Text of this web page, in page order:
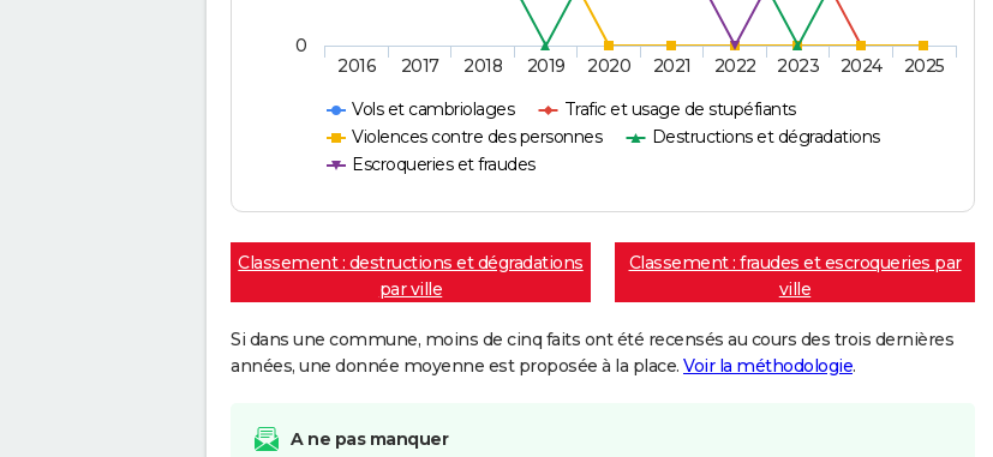
Vols et cambriolages
Trafic et usage de stupéfiants
Violences contre des personnes
Destructions et dégradations
Escroqueries et fraudes
2016 2017 2018 2019 2020 2021 2022 2023 2024 2025
0
Classement : destructions et dégradations
par ville
Classement : fraudes et escroqueries par
ville
Si dans une commune, moins de cinq faits ont été recensés au cours des trois dernières
années, une donnée moyenne est proposée à la place. Voir la méthodologie.
A ne pas manquer